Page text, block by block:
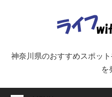
神奈川県のおすすめスポッ
を